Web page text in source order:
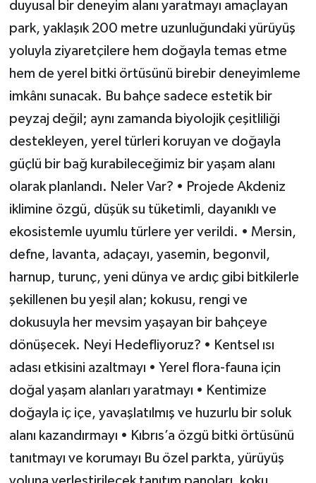
duyusal bir deneyim alanı yaratmayı amaçlayan
park, yaklaşık 200 metre uzunluğundaki yürüyüş
yoluyla ziyaretçilere hem doğayla temas etme
hem de yerel bitki örtüsünü birebir deneyimleme
imkânı sunacak. Bu bahçe sadece estetik bir
peyzaj değil; aynı zamanda biyolojik çeşitliliği
destekleyen, yerel türleri koruyan ve doğayla
güçlü bir bağ kurabileceğimiz bir yaşam alanı
olarak planlandı. Neler Var? •⁠ ⁠Projede Akdeniz
iklimine özgü, düşük su tüketimli, dayanıklı ve
ekosistemle uyumlu türlere yer verildi. •⁠ ⁠Mersin,
defne, lavanta, adaçayı, yasemin, begonvil,
harnup, turunç, yeni dünya ve ardıç gibi bitkilerle
şekillenen bu yeşil alan; kokusu, rengi ve
dokusuyla her mevsim yaşayan bir bahçeye
dönüşecek. Neyi Hedefliyoruz? •⁠ ⁠Kentsel ısı
adası etkisini azaltmayı •⁠ ⁠Yerel flora-fauna için
doğal yaşam alanları yaratmayı •⁠ ⁠Kentimize
doğayla iç içe, yavaşlatılmış ve huzurlu bir soluk
alanı kazandırmayı •⁠ ⁠Kıbrıs’a özgü bitki örtüsünü
tanıtmayı ve korumayı Bu özel parkta, yürüyüş